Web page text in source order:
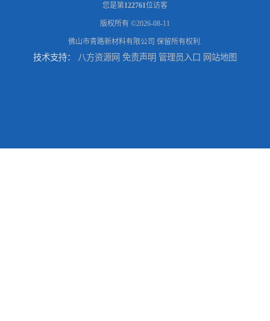
您是第122761位访客
版权所有 ©2026-08-11
佛山市青路新材料有限公司 保留所有权利.
技术支持： 八方资源网 免责声明 管理员入口 网站地图